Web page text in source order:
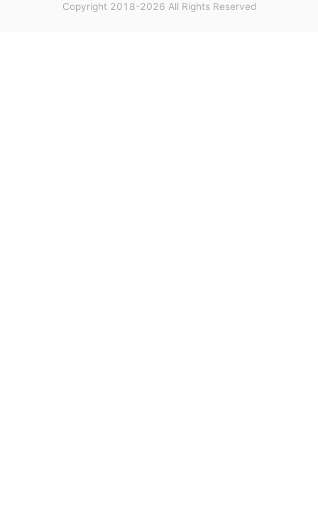
Copyright 2018-2026 All Rights Reserved